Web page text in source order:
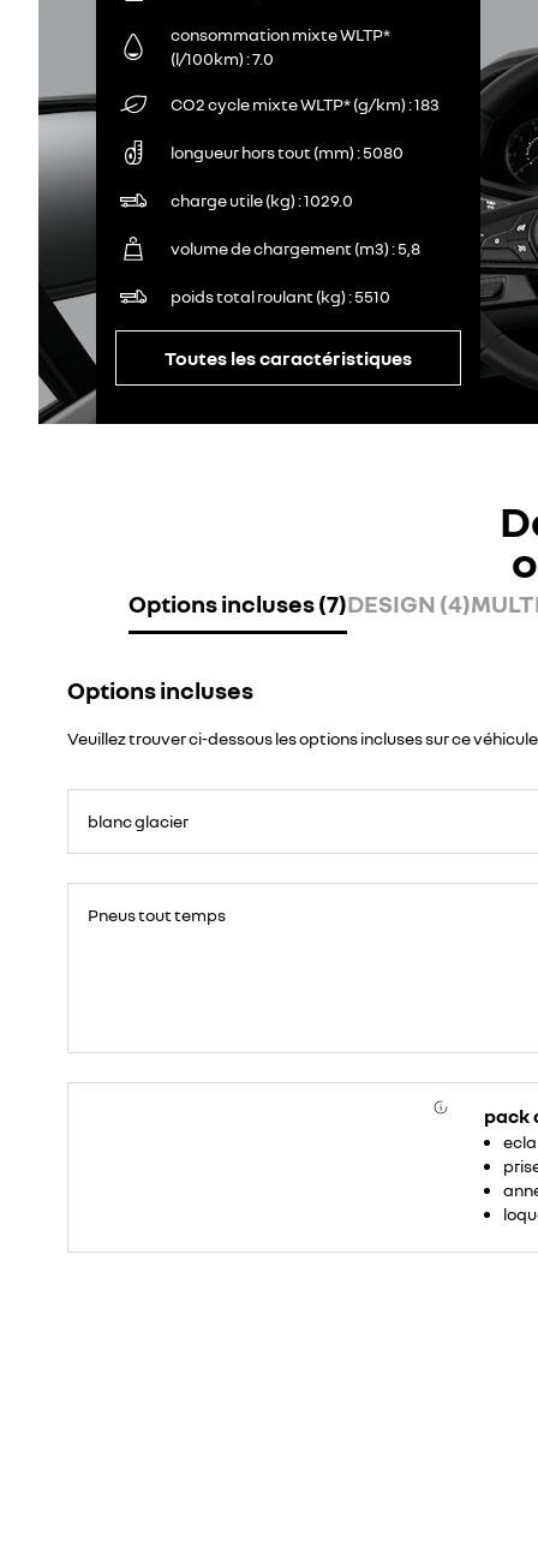
consommation mixte WLTP*
(l/100km) 7.0
CO2 cycle mixte WLTP* (g/km) 183
longueur hors tout (mm) 5080
charge utile (kg) 1029.0
volume de chargement (m3) 5,8
poids total roulant (kg) 5510
Toutes les caractéristiques
Options incluses (7)DESIGN (4)
Options incluses
Veuillez trouver ci-dessous les options incluses sur ce véhicule
blanc glacier
Pneus tout temps
pack